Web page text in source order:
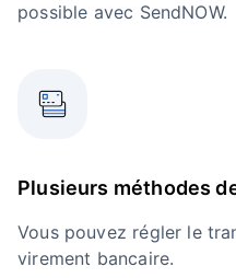
possible avec SendNOW.
Plusieurs méthodes
Vous pouvez régler le
virement bancaire.